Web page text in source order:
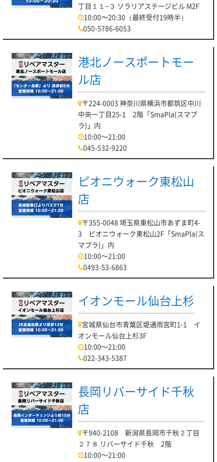
丁目１１−３ ソラリアステージビル M2F
10:00〜20:30（最終受付19時半）
050-5786-6053
港北ノースポートモー
ル店
〒224-0003 神奈川県横浜市都筑区中川
中央一丁目25-1 2階「SmaPla(スマプ
ラ)」内
10:00～21:00
045-532-9220
ピオニウォーク東松山
店
〒355-0048 埼玉県東松山市あずま町4-
3 ピオニウォーク東松山2F「SmaPla(ス
マプラ)」内
10:00～21:00
0493-53-6863
イオンモール仙台上杉
宮城県仙台市青葉区堤通雨宮町1-1 イ
オンモール仙台上杉3F
10:00～21:00
022-343-5387
長岡リバーサイド千秋
店
〒940-2108 新潟県長岡市千秋２丁目
２７８ リバーサイド千秋 2階
10:00～21:00